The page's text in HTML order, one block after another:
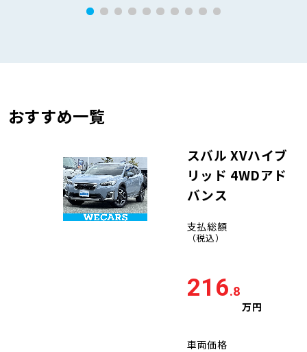
おすすめ一覧
スバル XVハイブ
リッド 4WDアド
バンス
支払総額
（税込）
216.8
万円
車両価格